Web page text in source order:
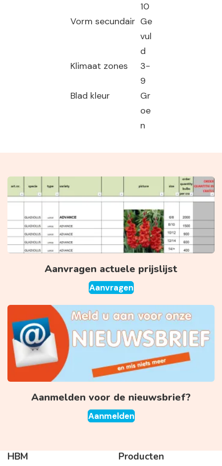
10
Vorm secundair Ge
vul
d
Klimaat zones
3-
9
Blad kleur
Gr
oe
n
Aanvragen actuele prijslijst
Aanvragen
Aanmelden voor de nieuwsbrief?
Aanmelden
HBM Producten